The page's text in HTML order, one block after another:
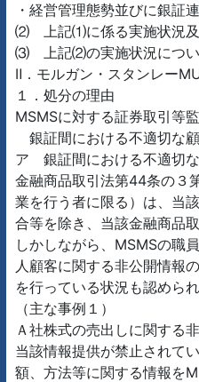
・経営管理態勢並びに銀証
⑵ 上記⑴に係る実施状況及
⑶ 上記⑵の実施状況につい
Ⅱ．モルガン・スタンレー
１．処分の理由
MSMSに対する証券取引等
銀証間における不適切な
ア 銀証間における不適切
金融商品取引法第44条の３
業を行う者に限る）は、当
合等を除き、当該金融商品
しかしながら、MSMSの職
人顧客に関する非公開情報
を行っている状況も認められ
（主な事例１）
Ａ社株式の売出しに関する
当該情報提供が禁止されて
額、方法等に関する情報を